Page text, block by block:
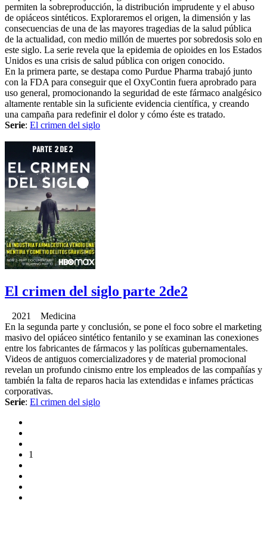
permiten la sobreproducción, la distribución imprudente y el abuso
de opiáceos sintéticos. Exploraremos el origen, la dimensión y las
consecuencias de una de las mayores tragedias de la salud pública
de la actualidad, con medio millón de muertes por sobredosis solo en
este siglo. La serie revela que la epidemia de opioides en los Estados
Unidos es una crisis de salud pública con origen conocido.
En la primera parte, se destapa como Purdue Pharma trabajó junto
con la FDA para conseguir que el OxyContin fuera aprobrado para
uso general, promocionando la seguridad de este fármaco analgésico
altamente rentable sin la suficiente evidencia científica, y creando
una campaña para redefinir el dolor y cómo éste es tratado.
Serie: El crimen del siglo
El crimen del siglo parte 2de2
2021 Medicina
En la segunda parte y conclusión, se pone el foco sobre el marketing
masivo del opiáceo sintético fentanilo y se examinan las conexiones
entre los fabricantes de fármacos y las políticas gubernamentales.
Videos de antiguos comercializadores y de material promocional
revelan un profundo cinismo entre los empleados de las compañías y
también la falta de reparos hacia las extendidas e infames prácticas
corporativas.
Serie: El crimen del siglo
1